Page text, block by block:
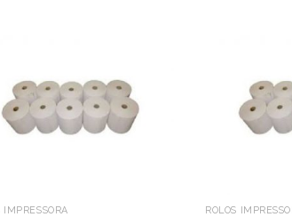
IMPRESSORA ROLOS